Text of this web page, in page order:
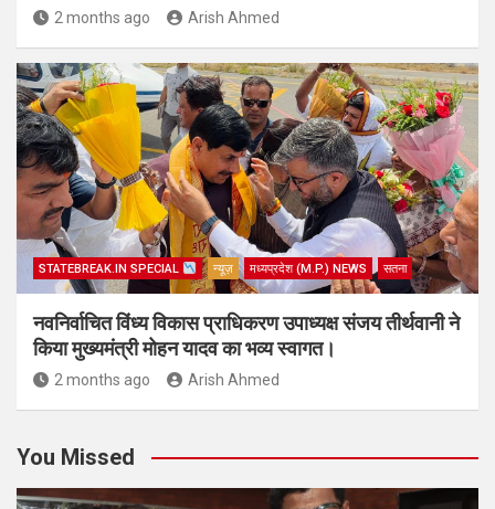
2 months ago Arish Ahmed
STATEBREAK.IN SPECIAL न्यूज़ मध्यप्रदेश (M.P.) NEWS सतना
नवनिर्वाचित विंध्य विकास प्राधिकरण उपाध्यक्ष संजय तीर्थवानी ने
किया मुख्यमंत्री मोहन यादव का भव्य स्वागत।
2 months ago Arish Ahmed
You Missed